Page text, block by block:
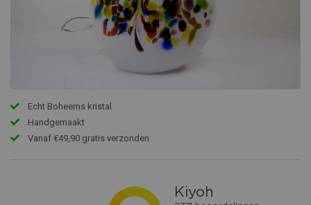
Echt Boheems kristal
Handgemaakt
Vanaf €49,90 gratis verzonden